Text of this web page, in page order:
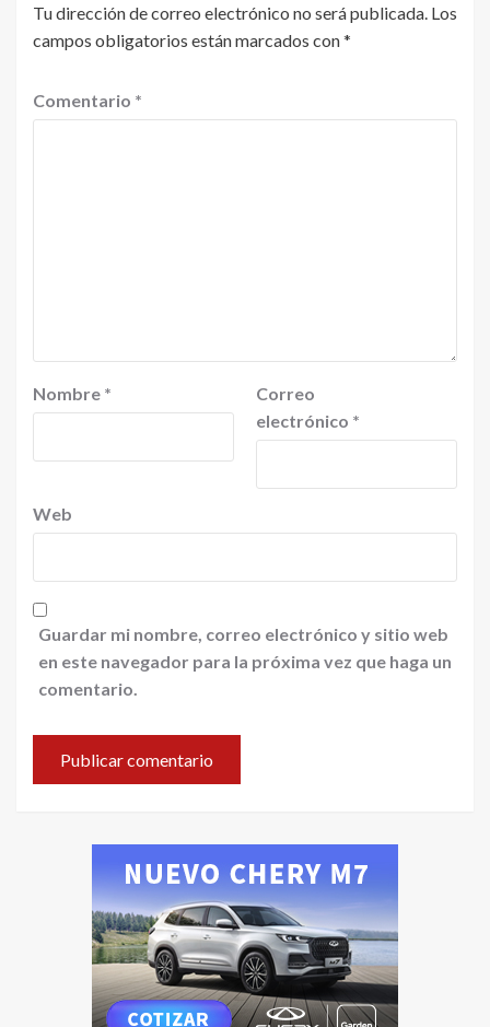
Tu dirección de correo electrónico no será publicada. Los
campos obligatorios están marcados con*
Comentario *
Nombre *
Correo
electrónico *
Web
Guardar mi nombre, correo electrónico y sitio web
en este navegador para la próxima vez que haga un
comentario.